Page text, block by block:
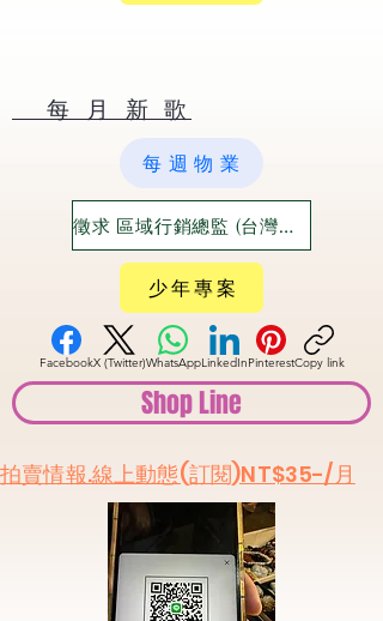
​ 每 月 新 歌
每 週 物 業
徵求 區域行銷總監 (台灣六大都)
少 年 專 案
FacebookX (Twitter)WhatsAppLinkedInPinterestCopy link
Shop Line
​拍賣情報.線上動態(訂閱)NT$35-/月